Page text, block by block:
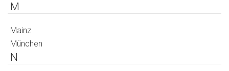
M
Mainz
München
N